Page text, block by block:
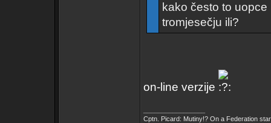
kako često to
tromjesečju ili?
on-line verzije
Cptn. Picard: Mutiny!? On a Federation